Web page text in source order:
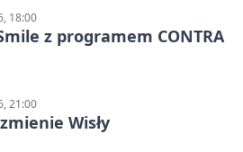
18:00
z programem CONTRA
21:00
Wisły